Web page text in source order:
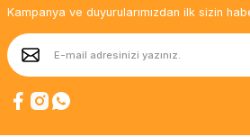
Kampanya ve duyurularımızdan ilk sizin